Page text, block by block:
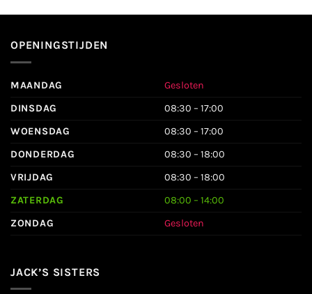
OPENINGSTIJDEN
MAANDAG
Gesloten
DINSDAG
08:30 – 17:00
WOENSDAG
08:30 – 17:00
DONDERDAG
08:30 – 18:00
VRIJDAG
08:30 – 18:00
ZATERDAG
08:00 – 14:00
ZONDAG
Gesloten
JACK’S SISTERS